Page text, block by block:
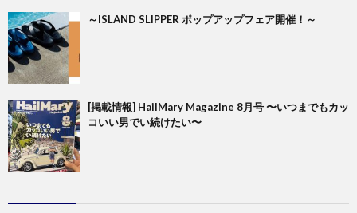
～ISLAND SLIPPER ポップアップフェア開催！～
[掲載情報] HailMary Magazine 8月号 〜いつまでもカッ
コいい男でい続けたい〜